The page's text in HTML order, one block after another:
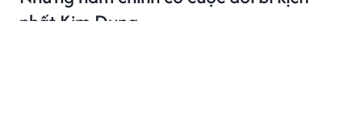
nhất Kim Dung